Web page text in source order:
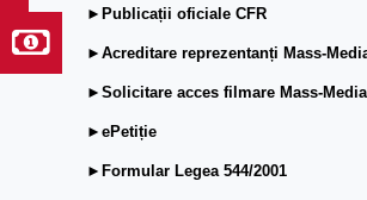
►Publicații oficiale CFR
►Acreditare reprezentanți Mass-
►Solicitare acces filmare Mass-Media
►ePetiție
►Formular Legea 544/2001